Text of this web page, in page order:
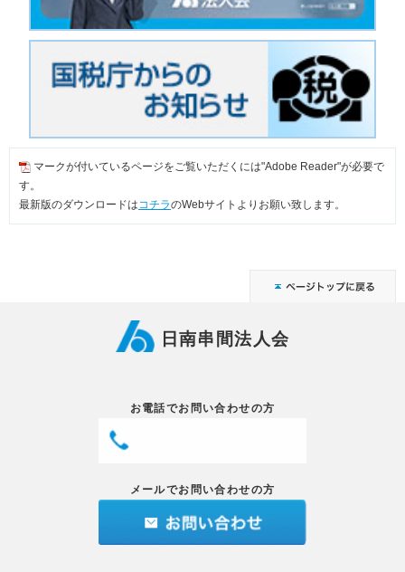
マークが付いているページをご覧いただくには"Adobe Reader"が必要で
す。
最新版のダウンロードは コチラのWebサイトよりお願い致します。
日南串間法人会
お電話でお問い合わせの方
メールでお問い合わせの方